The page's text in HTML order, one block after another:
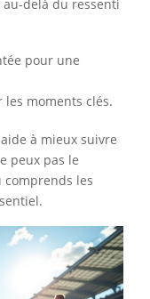
delà du ressenti
pour une
moments clés.
à mieux suivre
peux pas le
les